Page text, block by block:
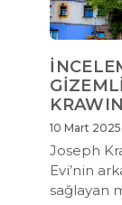
10 Mart 2025
Joseph
Evi’nin
sağlayan